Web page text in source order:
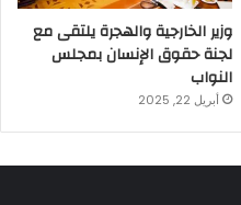
وزير الخارجية والهجرة يلتقى مع
لجنة حقوق الإنسان بمجلس
النواب
أبريل 22, 2025